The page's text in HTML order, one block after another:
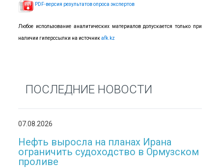
PDF-версия результатов опроса экспертов
Любое использование аналитических материалов допускается только при
наличии гиперссылки на источникafk.kz
ПОСЛЕДНИЕ НОВОСТИ
07.08.2026
Нефть выросла на планах Ирана
ограничить судоходство в Ормузском
проливе